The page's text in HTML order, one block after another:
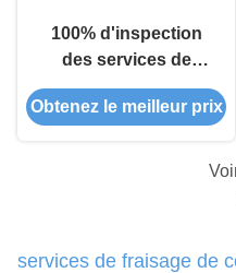
100% d'inspection
des services de
tournage CNC
Obtenez le meilleur prix
services de fraisage de